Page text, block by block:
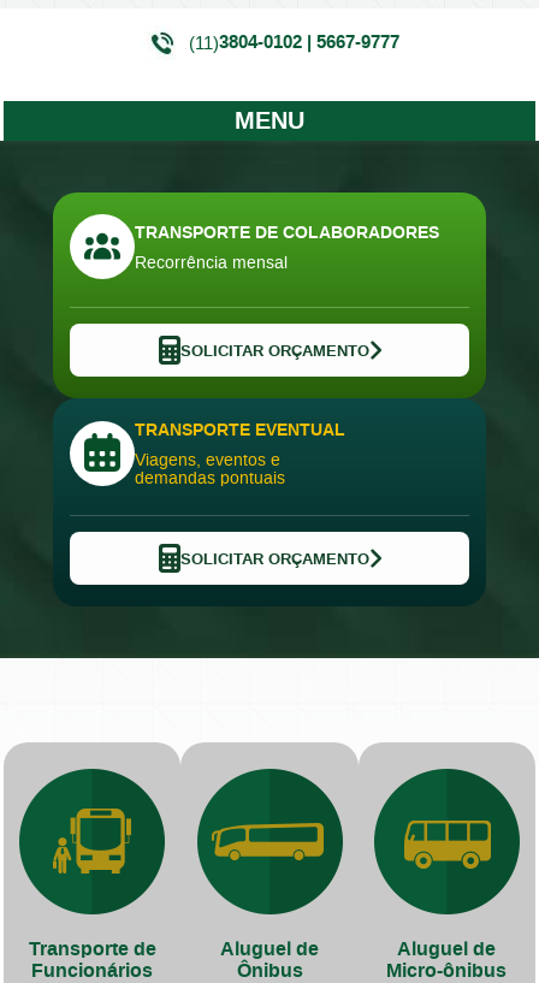
(11)3804-0102 | 5667-9777
MENU
TRANSPORTE DE COLABORADORES
Recorrência mensal
SOLICITAR ORÇAMENTO
TRANSPORTE EVENTUAL
Viagens, eventos e
demandas pontuais
SOLICITAR ORÇAMENTO
Transporte de
Funcionários
Aluguel de
Ônibus
Aluguel de
Micro-ônibus